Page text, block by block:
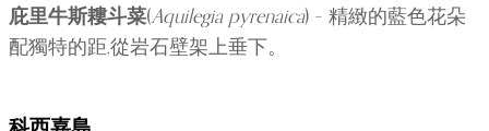
庇里牛斯耬斗菜(Aquilegia pyrenaica) – 精緻的藍色花朵
配獨特的距,從岩石壁架上垂下。